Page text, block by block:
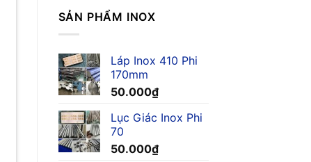
SẢN PHẨM INOX
Láp Inox 410 Phi
170mm
50.000₫
Lục Giác Inox Phi
70
50.000₫